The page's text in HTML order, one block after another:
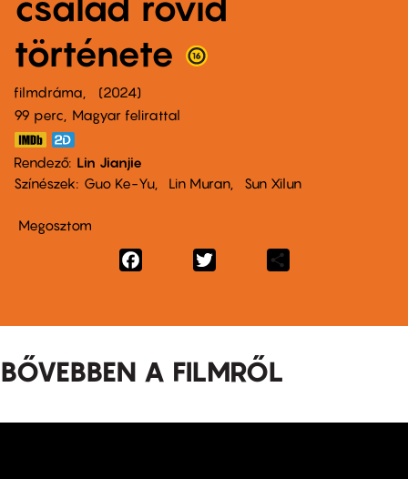
története
filmdráma
2024
99 perc,
Magyar felirattal
Rendező Lin Jianjie
Színészek
Guo Ke-Yu Lin Muran Sun Xilun
Megosztom
Facebook
BŐVEBBEN A FILMRŐL